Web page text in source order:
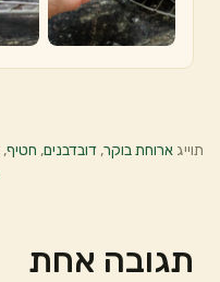
תוייגארוחת בוקר,דובדבנים, חטיף,
תגובה אחת